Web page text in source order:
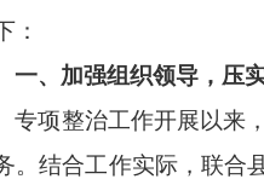
：
一、加强组织领导，压
专项整治工作开展以来
。结合工作实际，联合